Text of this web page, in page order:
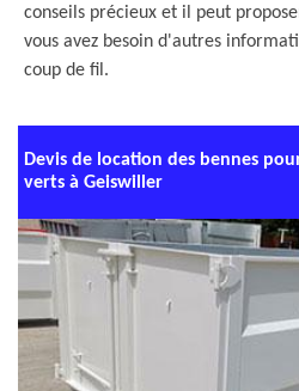
conseils précieux et il peut
vous avez besoin d'autres
coup de fil.
Devis de location des bennes
verts à Geiswiller